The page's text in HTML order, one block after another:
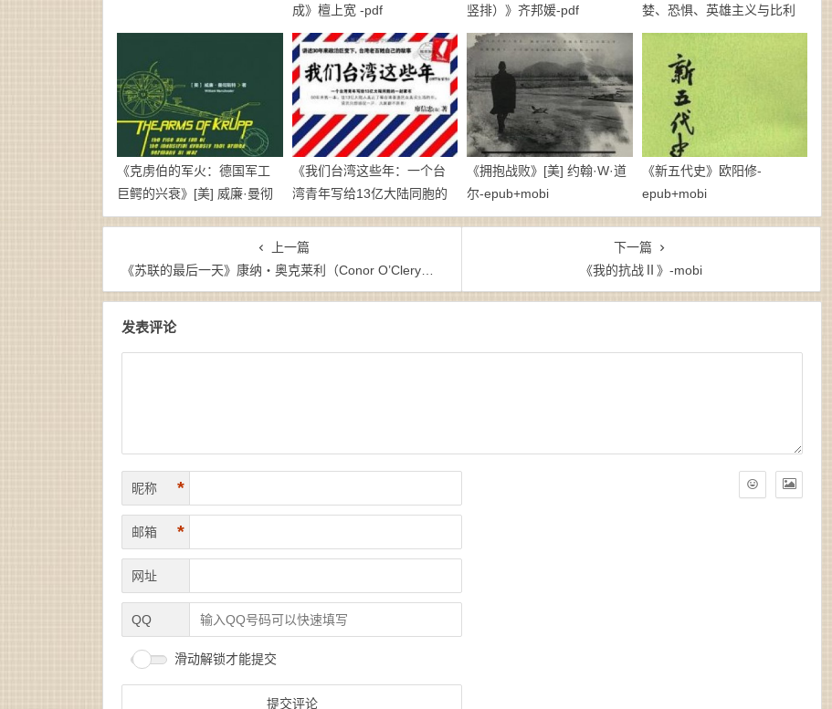
成》檀上宽 -pdf
竖排）》齐邦媛-pdf
婪、恐惧、英雄主义与比利
时的非洲殖民地》亚当·霍赫
希尔德-pdf
《克虏伯的军火：德国军工
巨鳄的兴衰》[美] 威廉·曼彻
斯特-pdf
《我们台湾这些年：一个台
湾青年写给13亿大陆同胞的
一封家书》廖信忠-
epub+mobi
《拥抱战败》[美] 约翰·W·道
尔-epub+mobi
《新五代史》欧阳修-
epub+mobi
上一篇
《苏联的最后一天》康纳・奥克莱利（Conor O’Clery）-mobi
下一篇
《我的抗战Ⅱ》-mobi
发表评论
昵称 *
邮箱 *
网址
QQ
滑动解锁才能提交